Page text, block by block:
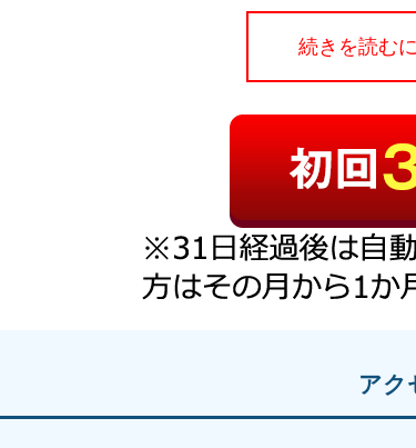
続きを読む
アク